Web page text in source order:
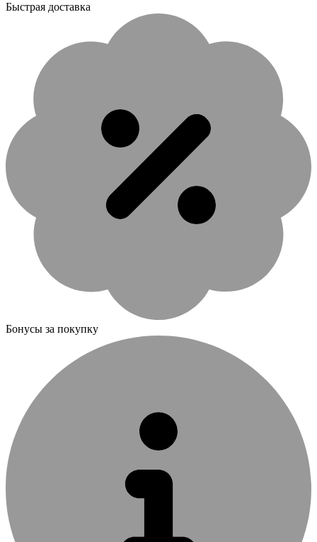
Быстрая доставка
Бонусы за покупку